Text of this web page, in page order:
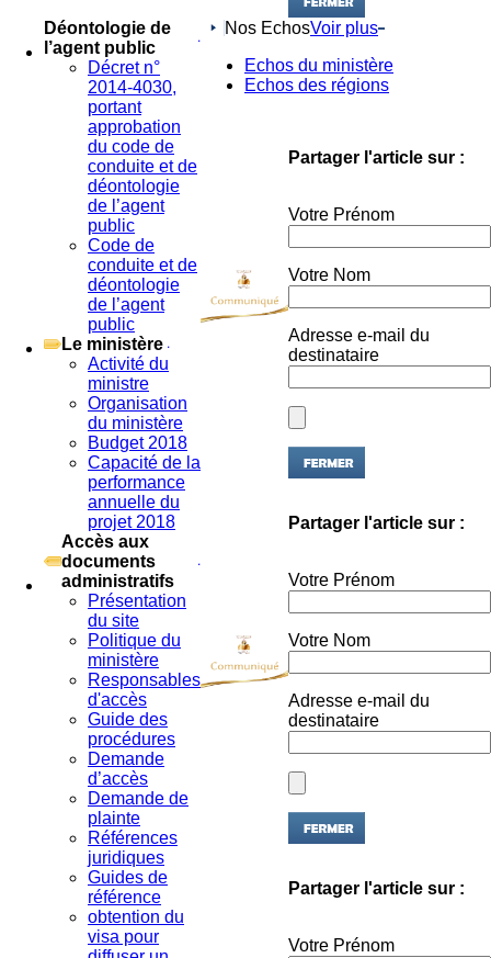
Déontologie de
l’agent public
Décret n°
2014-4030,
portant
approbation
du code de
conduite et de
déontologie
de l’agent
public
Code de
conduite et de
déontologie
de l’agent
public
Le ministère
Activité du
ministre
Organisation
du ministère
Budget 2018
Capacité de la
performance
annuelle du
projet 2018
Accès aux
documents
administratifs
Présentation
du site
Politique du
ministère
Responsables
d'accès
Guide des
procédures
Demande
d’accès
Demande de
plainte
Références
juridiques
Guides de
référence
obtention du
visa pour
diffuser un
Nos Echos Voir plus
Echos des régions
destinataire
destinataire